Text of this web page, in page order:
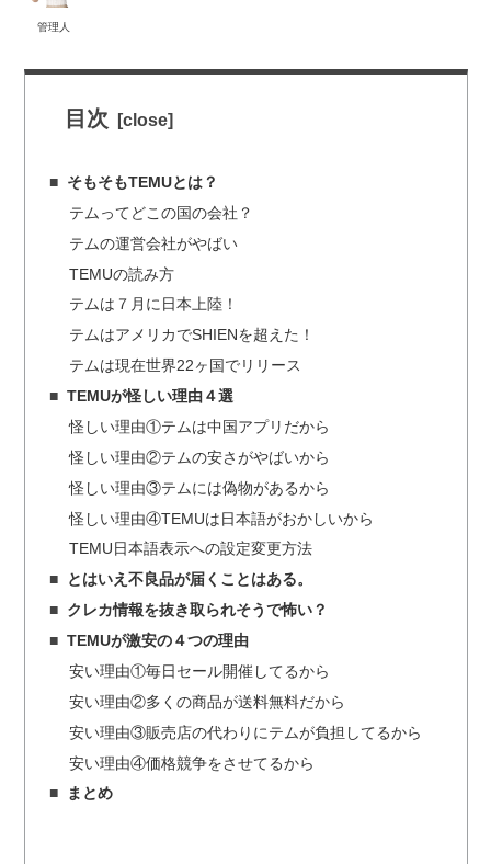
管理人
目次
そもそもTEMUとは？
テムってどこの国の会社？
テムの運営会社がやばい
TEMUの読み方
テムは７月に日本上陸！
テムはアメリカでSHIENを超えた！
テムは現在世界22ヶ国でリリース
TEMUが怪しい理由４選
怪しい理由①テムは中国アプリだから
怪しい理由②テムの安さがやばいから
怪しい理由③テムには偽物があるから
怪しい理由④TEMUは日本語がおかしいから
TEMU日本語表示への設定変更方法
とはいえ不良品が届くことはある。
クレカ情報を抜き取られそうで怖い？
TEMUが激安の４つの理由
安い理由①毎日セール開催してるから
安い理由②多くの商品が送料無料だから
安い理由③販売店の代わりにテムが負担してるから
安い理由④価格競争をさせてるから
まとめ